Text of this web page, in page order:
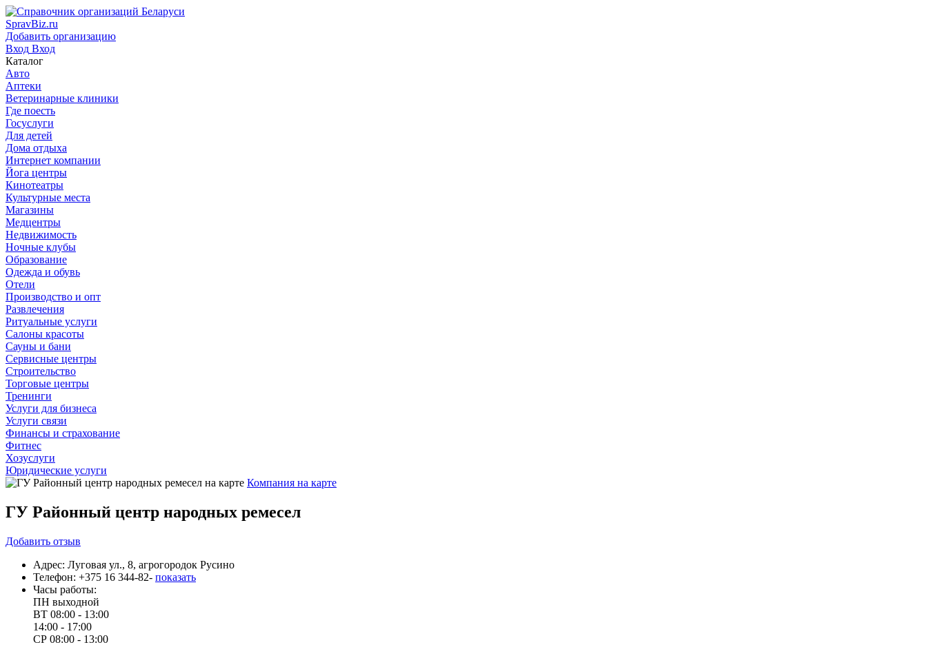
SpravBiz.ru
Добавить организацию
Вход Вход
Каталог
Авто
Аптеки
Ветеринарные клиники
Где поесть
Госуслуги
Для детей
Дома отдыха
Интернет компании
Йога центры
Кинотеатры
Культурные места
Магазины
Медцентры
Недвижимость
Ночные клубы
Образование
Одежда и обувь
Отели
Производство и опт
Развлечения
Ритуальные услуги
Салоны красоты
Сауны и бани
Сервисные центры
Строительство
Торговые центры
Тренинги
Услуги для бизнеса
Услуги связи
Финансы и страхование
Фитнес
Хозуслуги
Юридические услуги
Компания на карте
ГУ Районный центр народных ремесел
Добавить отзыв
Адрес: Луговая ул., 8, агрогородок Русино
Телефон: +375 16 344-82- показать
Часы работы:
ПН выходной
ВТ 08:00 - 13:00
14:00 - 17:00
СР 08:00 - 13:00